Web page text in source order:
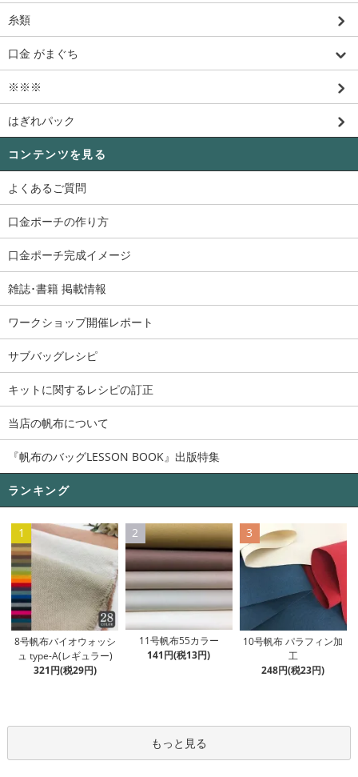
糸類
口金 がまぐち
※※※
はぎれパック
コンテンツを見る
よくあるご質問
口金ポーチの作り方
口金ポーチ完成イメージ
雑誌･書籍 掲載情報
ワークショップ開催レポート
サブバッグレシピ
キットに関するレシピの訂正
当店の帆布について
『帆布のバッグLESSON BOOK』出版特集
ランキング
1
8号帆布バイオウォッシ
ュ type-A(レギュラー)
321円(税29円)
2
11号帆布55カラー
141円(税13円)
3
10号帆布 パラフィン加
工
248円(税23円)
もっと見る